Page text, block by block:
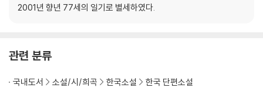
2001년 향년 77세의 일기로 별세하였다.
관련 분류
국내도서 소설/시/희곡 한국소설
한국 단편소설